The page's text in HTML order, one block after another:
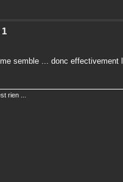
semble ... donc
rien ...